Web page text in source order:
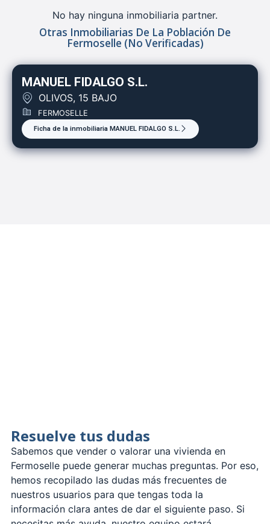
No hay ninguna inmobiliaria partner.
Otras Inmobiliarias De La Población De
Fermoselle (no Verificadas)
MANUEL FIDALGO S.L.
OLIVOS, 15 BAJO
FERMOSELLE
Ficha de la inmobiliaria MANUEL FIDALGO S.L.
Resuelve tus dudas
Sabemos que vender o valorar una vivienda en
Fermoselle puede generar muchas preguntas. Por eso,
hemos recopilado las dudas más frecuentes de
nuestros usuarios para que tengas toda la
información clara antes de dar el siguiente paso. Si